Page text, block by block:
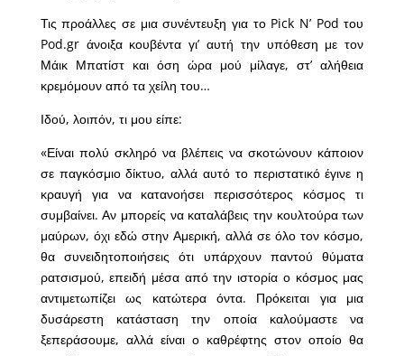
Τις προάλλες σε μια συνέντευξη για το Pick N’ Pod του
Pod.gr άνοιξα κουβέντα γι’ αυτή την υπόθεση με τον
Μάικ Μπατίστ και όση ώρα μού μίλαγε, στ’ αλήθεια
κρεμόμουν από τα χείλη του…
Ιδού, λοιπόν, τι μου είπε:
«Είναι πολύ σκληρό να βλέπεις να σκοτώνουν κάποιον
σε παγκόσμιο δίκτυο, αλλά αυτό το περιστατικό έγινε η
κραυγή για να κατανοήσει περισσότερος κόσμος τι
συμβαίνει. Αν μπορείς να καταλάβεις την κουλτούρα των
μαύρων, όχι εδώ στην Αμερική, αλλά σε όλο τον κόσμο,
θα συνειδητοποιήσεις ότι υπάρχουν παντού θύματα
ρατσισμού, επειδή μέσα από την ιστορία ο κόσμος μας
αντιμετωπίζει ως κατώτερα όντα. Πρόκειται για μια
δυσάρεστη κατάσταση την οποία καλούμαστε να
ξεπεράσουμε, αλλά είναι ο καθρέφτης στον οποίο θα